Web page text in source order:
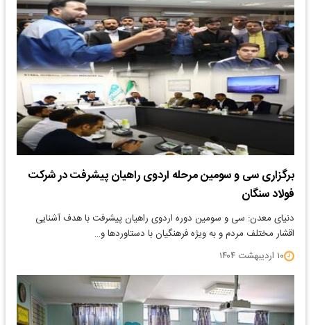
برگزاری سی و سومین مرحله اردوی راهیان پیشرفت در شرکت
فولاد سنگان
دنیای معدن: سی و سومین دوره اردوی راهیان پیشرفت با هدف آشنایی
اقشار مختلف مردم و به ویژه فرهنگیان با دستاوردها و…
۱۰ اردیبهشت ۱۴۰۴